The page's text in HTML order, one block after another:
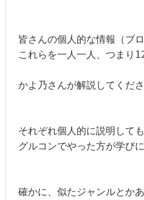
皆さんの個人的な情報（ブ
これらを一人一人、つまり
かよ乃さんが解説してくださ
それぞれ個人的に説明して
グルコンでやった方が学び
確かに、似たジャンルとか